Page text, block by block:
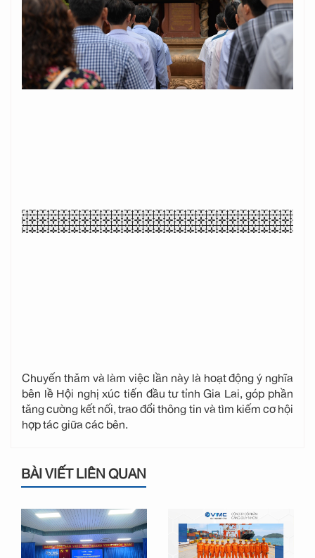
Chuyến thăm và làm việc lần này là hoạt động ý nghĩa
bên lề Hội nghị xúc tiến đầu tư tỉnh Gia Lai, góp phần
tăng cường kết nối, trao đổi thông tin và tìm kiếm cơ hội
hợp tác giữa các bên.
BÀI VIẾT LIÊN QUAN